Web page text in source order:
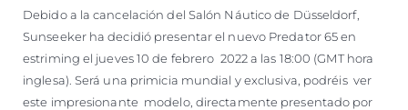
Debido a la cancelación del Salón Náutico de Düsseldorf,
Sunseeker ha decidió presentar el nuevo Predator 65 en
estriming el jueves 10 de febrero 2022 a las 18:00 (GMT hora
inglesa). Será una primicia mundial y exclusiva, podréis ver
este impresionante modelo, directamente presentado por